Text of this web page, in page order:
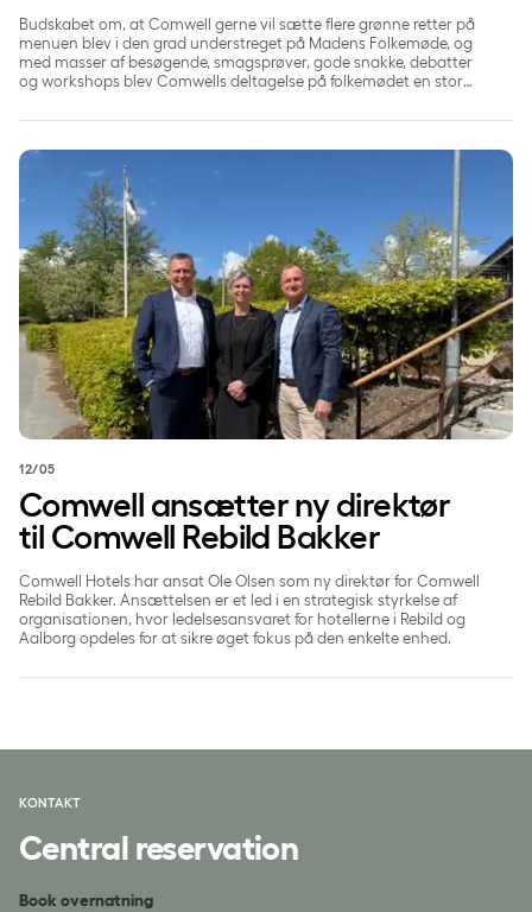
Budskabet om, at Comwell gerne vil sætte flere grønne retter på
menuen blev i den grad understreget på Madens Folkemøde, og
med masser af besøgende, smagsprøver, gode snakke, debatter
og workshops blev Comwells deltagelse på folkemødet en stor
Comwell ansætter ny direktør til Comwell Rebild Bakker
12/05
Comwell ansætter ny direktør
til Comwell Rebild Bakker
Comwell Hotels har ansat Ole Olsen som ny direktør for Comwell
Rebild Bakker. Ansættelsen er et led i en strategisk styrkelse af
organisationen, hvor ledelsesansvaret for hotellerne i Rebild og
Aalborg opdeles for at sikre øget fokus på den enkelte enhed.
KONTAKT
Central reservation
Book overnatning